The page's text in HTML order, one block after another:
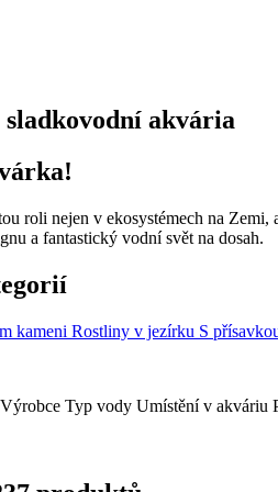
akvária
roli nejen v ekosystémech na
a fantastický vodní svět na dosah.
kameni Rostliny v jezírku S
Výrobce Typ vody Umístění v akváriu